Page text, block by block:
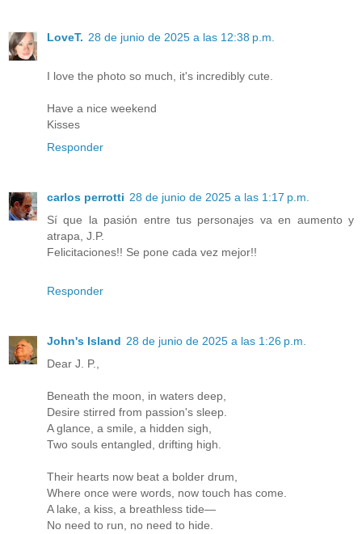
LoveT. 28 de junio de 2025 a las 12:38 p.m.
I love the photo so much, it's incredibly cute.
Have a nice weekend
Kisses
Responder
carlos perrotti 28 de junio de 2025 a las 1:17 p.m.
Sí que la pasión entre tus personajes va en aumento y
atrapa, J.P.
Felicitaciones!! Se pone cada vez mejor!!
Responder
John's Island 28 de junio de 2025 a las 1:26 p.m.
Dear J. P.,
Beneath the moon, in waters deep,
Desire stirred from passion's sleep.
A glance, a smile, a hidden sigh,
Two souls entangled, drifting high.
Their hearts now beat a bolder drum,
Where once were words, now touch has come.
A lake, a kiss, a breathless tide—
No need to run, no need to hide.